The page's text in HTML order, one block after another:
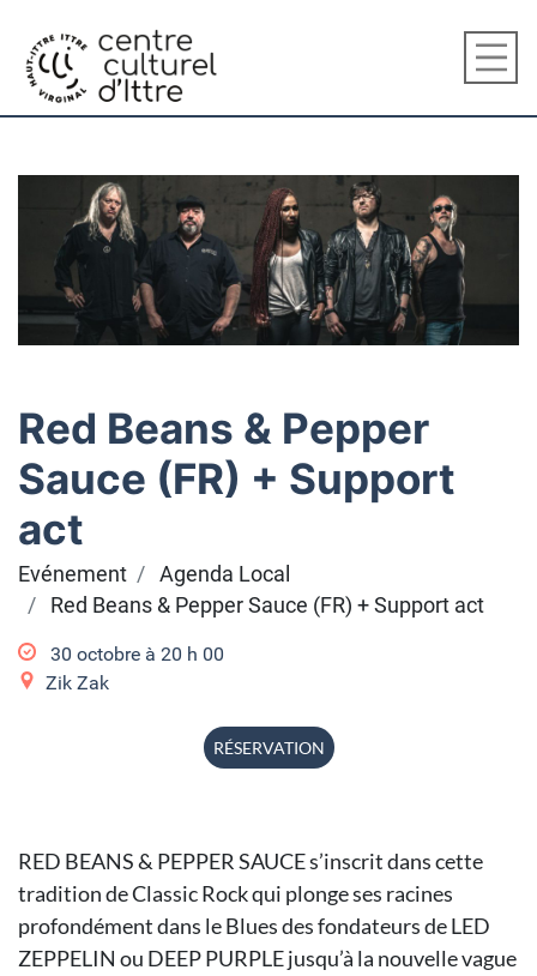
Red Beans & Pepper
Sauce (FR) + Support
act
Evénement
Agenda Local
Red Beans & Pepper Sauce (FR) + Support act
30 octobre à 20 h 00
Zik Zak
RÉSERVATION
RED BEANS & PEPPER SAUCE s’inscrit dans cette
tradition de Classic Rock qui plonge ses racines
profondément dans le Blues des fondateurs de LED
ZEPPELIN ou DEEP PURPLE jusqu’à la nouvelle vague